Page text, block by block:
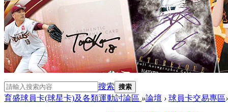
搜索 搜索
育盛球員卡(球星卡)及各類運動討論區 »論壇 › 球員卡交易專區›